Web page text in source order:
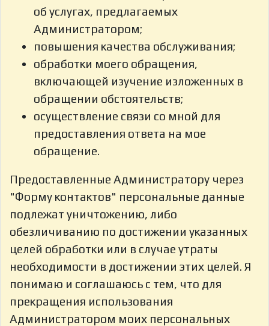
об услугах, предлагаемых
Администратором;
повышения качества обслуживания;
обработки моего обращения,
включающей изучение изложенных в
обращении обстоятельств;
осуществление связи со мной для
предоставления ответа на мое
обращение.
Предоставленные Администратору через
"Форму контактов" персональные данные
подлежат уничтожению, либо
обезличиванию по достижении указанных
целей обработки или в случае утраты
необходимости в достижении этих целей. Я
понимаю и соглашаюсь с тем, что для
прекращения использования
Администратором моих персональных